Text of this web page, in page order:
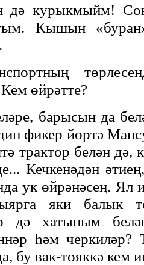
дә курыкмыйм!
Кышын
өйрәтте?
барысын да
фикер йөртә
трактор белән дә,
Кечкенәдән
ук өйрәнәсең. Ял
яки балык
дә хатыным
һәм
бу вак-төяккә кем